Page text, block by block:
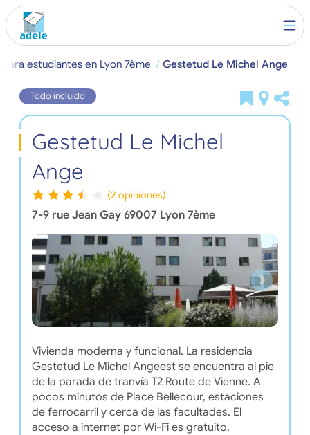
estudiantes en Lyon 7ème Gestetud Le Michel Ange
Todo incluido
Gestetud Le Michel
Ange
(2 opiniones)
7-9 rue Jean Gay 69007 Lyon 7ème
Vivienda moderna y funcional. La residencia
Gestetud Le Michel Angeest se encuentra al pie
de la parada de tranvía T2 Route de Vienne. A
pocos minutos de Place Bellecour, estaciones
de ferrocarril y cerca de las facultades. El
acceso a internet por Wi-Fi es gratuito.